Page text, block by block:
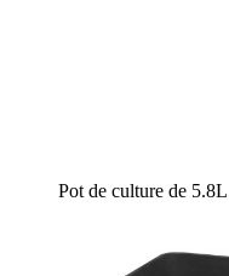
Pot de culture de 5.8L